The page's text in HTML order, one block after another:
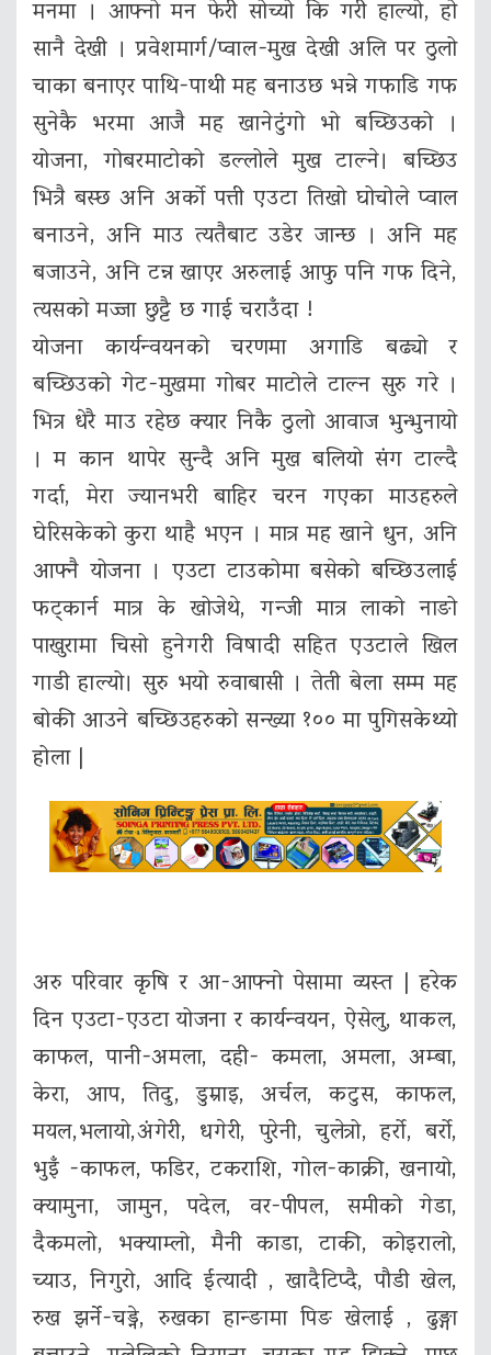
मनमा । आफ्नो मन फेरी सोच्यो कि गरी हाल्यो, हो
सानै देखी । प्रवेशमार्ग/प्वाल-मुख देखी अलि पर ठुलो
चाका बनाएर पाथि-पाथी मह बनाउछ भन्ने गफाडि गफ
सुनेकै भरमा आजै मह खानेटुंगो भो बच्छिउको ।
योजना, गोबरमाटोको डल्लोले मुख टाल्ने। बच्छिउ
भित्रै बस्छ अनि अर्को पत्ती एउटा तिखो घोचोले प्वाल
बनाउने, अनि माउ त्यतैबाट उडेर जान्छ । अनि मह
बजाउने, अनि टन्न खाएर अरुलाई आफु पनि गफ दिने,
त्यसको मज्जा छुट्टै छ गाई चराउँदा !
योजना कार्यन्वयनको चरणमा अगाडि बढ्यो र
बच्छिउको गेट-मुखमा गोबर माटोले टाल्न सुरु गरे ।
भित्र धेरै माउ रहेछ क्यार निकै ठुलो आवाज भुन्भुनायो
। म कान थापेर सुन्दै अनि मुख बलियो संग टाल्दै
गर्दा, मेरा ज्यानभरी बाहिर चरन गएका माउहरुले
घेरिसकेको कुरा थाहै भएन । मात्र मह खाने धुन, अनि
आफ्नै योजना । एउटा टाउकोमा बसेको बच्छिउलाई
फट्कार्न मात्र के खोजेथे, गन्जी मात्र लाको नाङो
पाखुरामा चिसो हुनेगरी विषादी सहित एउटाले खिल
गाडी हाल्यो। सुरु भयो रुवाबासी । तेती बेला सम्म मह
बोकी आउने बच्छिउहरुको सन्ख्या १०० मा पुगिसकेथ्यो
होला |
अरु परिवार कृषि र आ-आफ्नो पेसामा व्यस्त | हरेक
दिन एउटा-एउटा योजना र कार्यन्वयन, ऐसेलु, थाकल,
काफल, पानी-अमला, दही- कमला, अमला, अम्बा,
केरा, आप, तिदु, डुम्राइ, अर्चल, कटुस, काफल,
मयल,भलायो,अंगेरी, धगेरी, पुरेनी, चुलेत्रो, हर्रो, बर्रो,
भुइँ -काफल, फडिर, टकराशि, गोल-काक्री, खनायो,
क्यामुना, जामुन, पदेल, वर-पीपल, समीको गेडा,
दैकमलो, भक्याम्लो, मैनी काडा, टाकी, कोइरालो,
च्याउ, निगुरो, आदि ईत्यादी , खादैटिप्दै, पौडी खेल,
रुख झर्ने-चड्ने, रुखका हान्ङामा पिङ खेलाई , ढुङ्गा